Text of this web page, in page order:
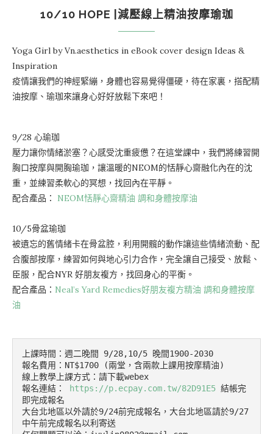
10/10 HOPE |減壓線上精油按摩瑜珈
Yoga Girl by Vn.aesthetics in eBook cover design Ideas &
Inspiration
疫情讓我們的神經緊繃，身體也容易覺得僵硬，待在家裏，搭配精
油按摩、瑜珈來讓身心好好放鬆下來吧！
9/28 心瑜珈
壓力讓你情緒淤塞？心感受沈重疲憊？在這堂課中，我們將練習開
胸口按摩與開胸瑜珈，讓溫暖的NEOM的恬靜心齋融化內在的沈
重，並練習柔軟心的冥想，找回內在平靜。
配合產品： NEOM恬靜心齋精油 調和身體按摩油
10/5骨盆瑜珈
被遺忘的舊情緒卡在骨盆腔，利用開髖的動作讓這些情緒流動、配
合腹部按摩，練習如何與地心引力合作，完全讓自己接受、放鬆 、
臣服，配合NYR 好朋友複方，找回身心的平衡。
配合產品： Neal’s Yard Remedies好朋友複方精油 調和身體按摩
油
上課時間：週二晚間 9/28,10/5 晚間1900-2030
報名費用：NT$1700 (兩堂，含兩款上課用按摩精油)
線上教學上課方式：請下載webex
報名連結：
https://p.ecpay.com.tw/82D91E5 結帳完
即完成報名
大台北地區以外請於9/24前完成報名，大台北地區請於9/27
中午前完成報名以利寄送